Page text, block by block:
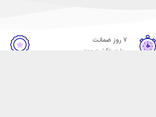
۷ روز ضمانت
مهلت بازگشت وجه